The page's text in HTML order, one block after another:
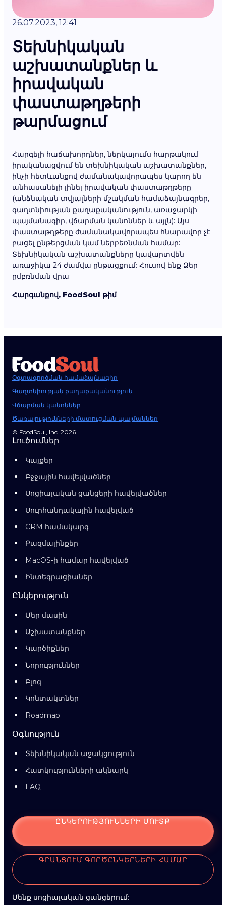
26.07.2023, 12:41
Տեխնիկական
աշխատանքներ և
իրավական
փաստաթղթերի
թարմացում
Հարգելի հաճախորդներ, ներկայումս հարթակում
իրականացվում են տեխնիկական աշխատանքներ,
ինչի հետևանքով ժամանակավորապես կարող են
անհասանելի լինել իրավական փաստաթղթերը
(անձնական տվյալների մշակման համաձայնագրեր,
գաղտնիության քաղաքականություն, առաջարկի
պայմանագիր, վճարման կանոններ և այլն): Այս
փաստաթղթերը ժամանակավորապես հնարավոր չէ
բացել ընթերցման կամ ներբեռնման համար:
Տեխնիկական աշխատանքները կավարտվեն
առաջիկա 24 ժամվա ընթացքում: Հուսով ենք Ձեր
ըմբռնման վրա:
Հարգանքով, FoodSoul թիմ
Օգտագործման համաձայնագիր
Գաղտնիության քաղաքականություն
Վճարման կանոններ
Ծառայությունների մատուցման պայմաններ
© FoodSoul, Inc. 2026.
Լուծումներ
Կայքեր
Բջջային հավելվածներ
Սոցիալական ցանցերի հավելվածներ
Սուրհանդակային հավելված
CRM համակարգ
Բազմալինքեր
MacOS-ի համար հավելված
Ինտեգրացիաներ
Ընկերություն
Մեր մասին
Աշխատանքներ
Կարծիքներ
Նորություններ
Բլոգ
Կոնտակտներ
Roadmap
Օգնություն
Տեխնիկական աջակցություն
Հատկությունների ակնարկ
FAQ
ԸՆԿԵՐՈՒԹՅՈՒՆՆԵՐԻ ՄՈՒՏՔ
ԳՐԱՆՑՈՒՄ ԳՈՐԾԸՆԿԵՐՆԵՐԻ ՀԱՄԱՐ
Մենք սոցիալական ցանցերում: